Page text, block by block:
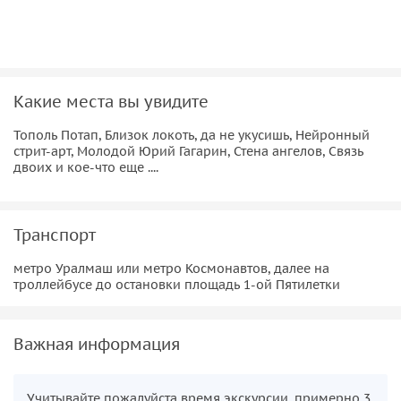
другое.
Какие места вы увидите
Тополь Потап, Близок локоть, да не укусишь, Нейронный
стрит-арт, Молодой Юрий Гагарин, Стена ангелов, Связь
двоих и кое-что еще ....
Транспорт
метро Уралмаш или метро Космонавтов, далее на
троллейбусе до остановки площадь 1-ой Пятилетки
Важная информация